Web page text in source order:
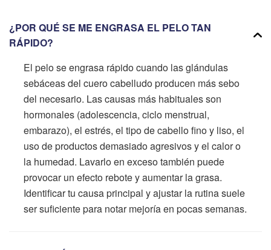
¿POR QUÉ SE ME ENGRASA EL PELO TAN
RÁPIDO?
El pelo se engrasa rápido cuando las glándulas
sebáceas del cuero cabelludo producen más sebo
del necesario. Las causas más habituales son
hormonales (adolescencia, ciclo menstrual,
embarazo), el estrés, el tipo de cabello fino y liso, el
uso de productos demasiado agresivos y el calor o
la humedad. Lavarlo en exceso también puede
provocar un efecto rebote y aumentar la grasa.
Identificar tu causa principal y ajustar la rutina suele
ser suficiente para notar mejoría en pocas semanas.